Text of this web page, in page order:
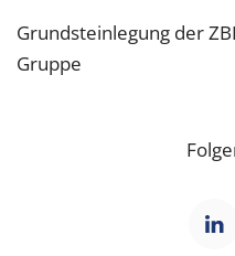
Grundsteinlegung der
Gruppe